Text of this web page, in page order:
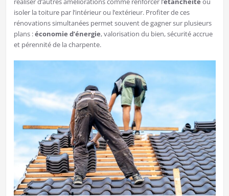
isoler la toiture par l’intérieur ou l’extérieur. Profiter de ces
rénovations simultanées permet souvent de gagner sur plusieurs
plans :économie d’énergie, valorisation du bien, sécurité accrue
et pérennité de la charpente.